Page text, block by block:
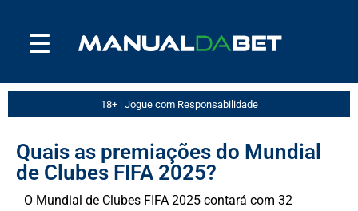
18+ | Jogue com Responsabilidade
Quais as premiações do Mundial
de Clubes FIFA 2025?
O Mundial de Clubes FIFA 2025 contará com 32